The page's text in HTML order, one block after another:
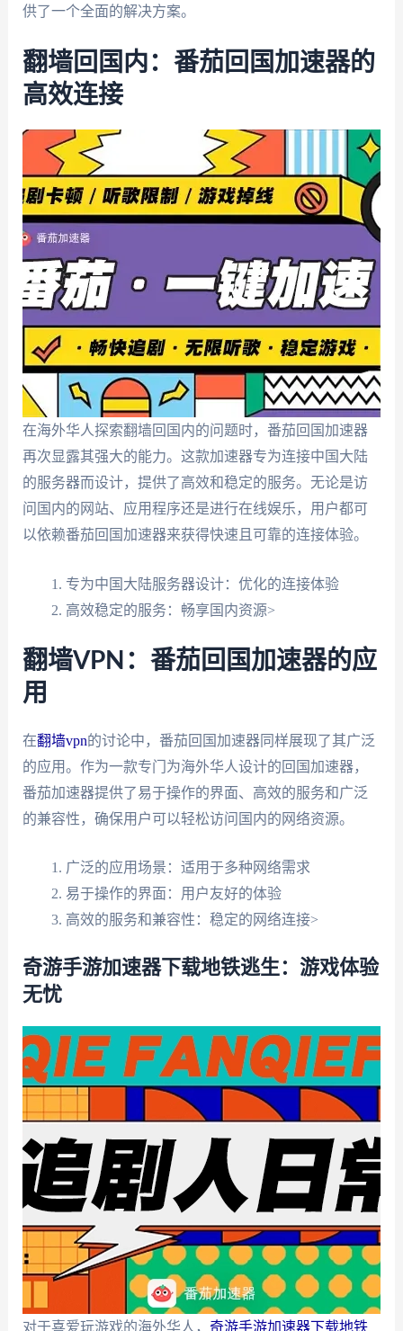
供了一个全面的解决方案。
翻墙回国内：番茄回国加速器的
高效连接
在海外华人探索翻墙回国内的问题时，番茄回国加速器
再次显露其强大的能力。这款加速器专为连接中国大陆
的服务器而设计，提供了高效和稳定的服务。无论是访
问国内的网站、应用程序还是进行在线娱乐，用户都可
以依赖番茄回国加速器来获得快速且可靠的连接体验。
专为中国大陆服务器设计：优化的连接体验
高效稳定的服务：畅享国内资源>
翻墙VPN：番茄回国加速器的应
用
在翻墙vpn的讨论中，番茄回国加速器同样展现了其广泛
的应用。作为一款专门为海外华人设计的回国加速器，
番茄加速器提供了易于操作的界面、高效的服务和广泛
的兼容性，确保用户可以轻松访问国内的网络资源。
广泛的应用场景：适用于多种网络需求
易于操作的界面：用户友好的体验
高效的服务和兼容性：稳定的网络连接>
奇游手游加速器下载地铁逃生：游戏体验
无忧
对于喜爱玩游戏的海外华人， 奇游手游加速器下载地铁